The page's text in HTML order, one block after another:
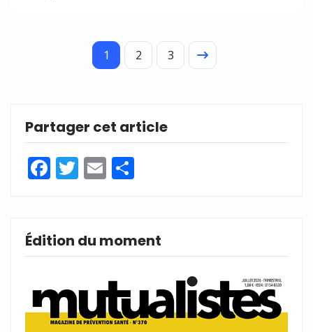
1 2 3
Partager cet article
Facebook
Twitter
Email
Édition du moment